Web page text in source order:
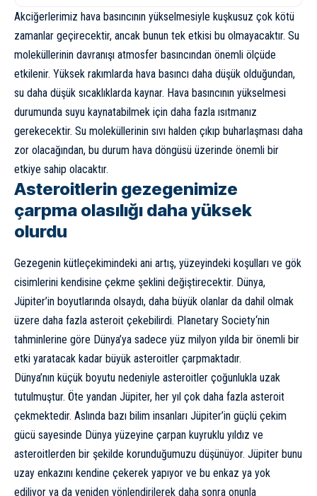
Akciğerlerimiz hava basıncının yükselmesiyle kuşkusuz çok kötü
zamanlar geçirecektir, ancak bunun tek etkisi bu olmayacaktır. Su
moleküllerinin davranışı atmosfer basıncından önemli ölçüde
etkilenir. Yüksek rakımlarda hava basıncı daha düşük olduğundan,
su daha düşük sıcaklıklarda kaynar. Hava basıncının yükselmesi
durumunda suyu kaynatabilmek için daha fazla ısıtmanız
gerekecektir. Su moleküllerinin sıvı halden çıkıp buharlaşması daha
zor olacağından, bu durum hava döngüsü üzerinde önemli bir
etkiye sahip olacaktır.
Asteroitlerin gezegenimize
çarpma olasılığı daha yüksek
olurdu
Gezegenin kütleçekimindeki ani artış, yüzeyindeki koşulları ve gök
cisimlerini kendisine çekme şeklini değiştirecektir. Dünya,
Jüpiter’in boyutlarında olsaydı, daha büyük olanlar da dahil olmak
üzere daha fazla asteroit çekebilirdi. Planetary Society‘nin
tahminlerine göre Dünya’ya sadece yüz milyon yılda bir önemli bir
etki yaratacak kadar büyük asteroitler çarpmaktadır.
Dünya’nın küçük boyutu nedeniyle asteroitler çoğunlukla uzak
tutulmuştur. Öte yandan Jüpiter, her yıl çok daha fazla asteroit
çekmektedir. Aslında bazı bilim insanları Jüpiter’in güçlü çekim
gücü sayesinde Dünya yüzeyine çarpan kuyruklu yıldız ve
asteroitlerden bir şekilde korunduğumuzu düşünüyor. Jüpiter bunu
uzay enkazını kendine çekerek yapıyor ve bu enkaz ya yok
ediliyor ya da yeniden yönlendirilerek daha sonra onunla